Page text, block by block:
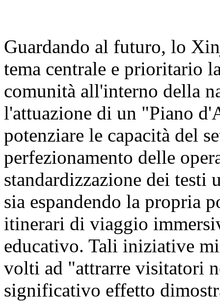
Guardando al futuro, lo
tema centrale e prioritario
comunità all'interno della
l'attuazione di un "Piano
potenziare le capacità del
perfezionamento delle
standardizzazione dei
sia espandendo la propria
itinerari di viaggio
educativo. Tali iniziative
volti ad "attrarre visitatori
significativo effetto